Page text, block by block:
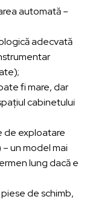
automată –
adecvată
fi mare, dar
cabinetului
de exploatare
un model mai
lung dacă e
de schimb,